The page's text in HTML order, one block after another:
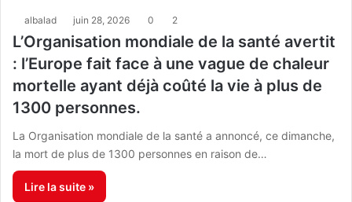
albalad juin 28, 2026 0 2
L’Organisation mondiale de la santé avertit
: l’Europe fait face à une vague de chaleur
mortelle ayant déjà coûté la vie à plus de
1300 personnes.
La Organisation mondiale de la santé a annoncé, ce dimanche,
la mort de plus de 1300 personnes en raison de…
Lire la suite »